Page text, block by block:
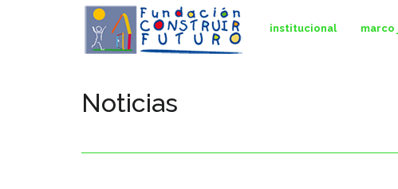
institucional marco
Noticias